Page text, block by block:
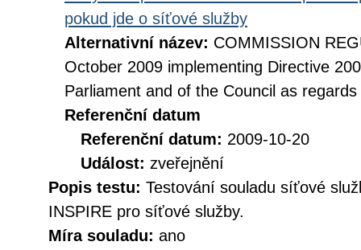
pokud jde o síťové služby
Alternativní název: COMMISSION
October 2009 implementing Directive
Parliament and of the Council as
Referenční datum
Referenční datum: 2009-10-20
Událost: zveřejnění
Popis testu: Testování souladu síťové
INSPIRE pro síťové služby.
Míra souladu: ano